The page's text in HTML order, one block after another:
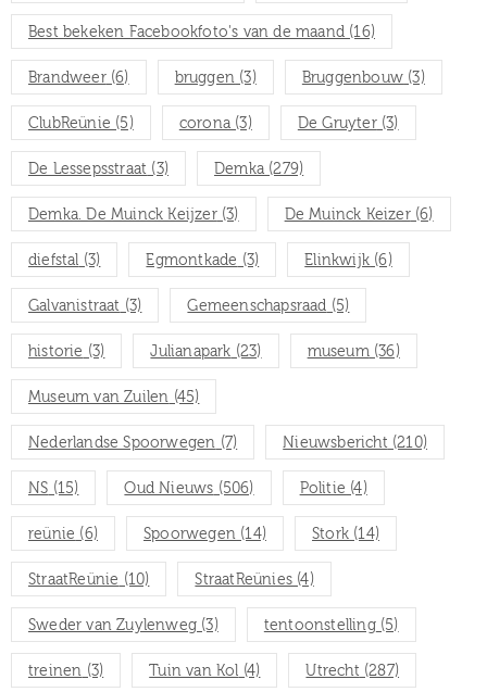
Best bekeken Facebookfoto's van de maand (16)
Brandweer(6) bruggen (3) Bruggenbouw (3)
ClubReünie (5) corona (3) De Gruyter(3)
De Lessepsstraat (3) Demka (279)
Demka. De Muinck Keijzer(3) De Muinck Keizer(6)
diefstal (3) Egmontkade (3) Elinkwijk (6)
Galvanistraat (3) Gemeenschapsraad (5)
historie (3) Julianapark (23) museum(36)
Museum van Zuilen (45)
Nederlandse Spoorwegen (7) Nieuwsbericht(210)
NS (15) Oud Nieuws (506) Politie (4)
reünie (6) Spoorwegen (14) Stork (14)
StraatReünie (10) StraatReünies (4)
Sweder van Zuylenweg (3) tentoonstelling(5)
treinen (3) Tuin van Kol (4) Utrecht(287)